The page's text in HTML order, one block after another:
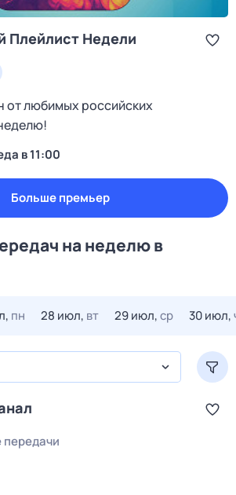
Плейлист Недели
от любимых российских
в 11:00
Больше премьер
на неделюв
пн 28 июл, вт 29 июл,ср 30 июл,